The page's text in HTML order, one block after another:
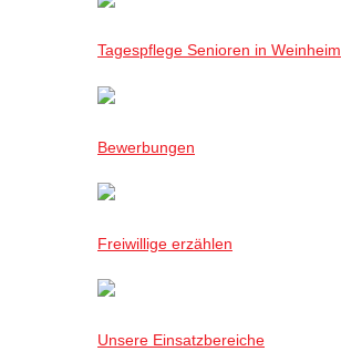
Tagespflege Senioren in Weinheim
Bewerbungen
Freiwillige erzählen
Unsere Einsatzbereiche